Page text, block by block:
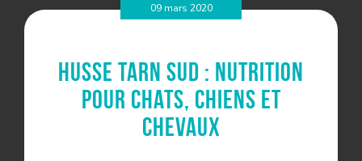
09 mars 2020
Husse Tarn Sud : nutrition
pour chats, chiens et
chevaux